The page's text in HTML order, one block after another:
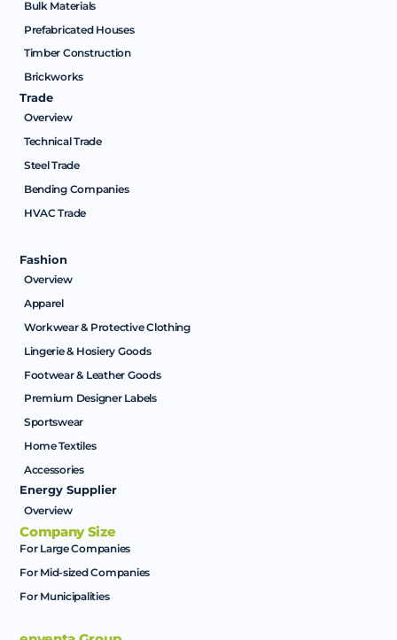
Bulk Materials
Prefabricated Houses
Timber Construction
Brickworks
Trade
Overview
Technical Trade
Steel Trade
Bending Companies
HVAC Trade
Fashion
Overview
Apparel
Workwear & Protective Clothing
Lingerie & Hosiery Goods
Footwear & Leather Goods
Premium Designer Labels
Sportswear
Home Textiles
Accessories
Energy Supplier
Overview
Company Size
For Large Companies
For Mid-sized Companies
For Municipalities